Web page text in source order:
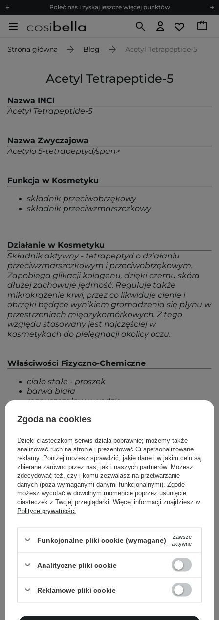
Poleć nas i zyskaj jeszcze więcej punktów
Zapisz się na newsletter pełen porad
Z nami to możliwe! Realizacja zamówienia do 24h.
Zapisz się na newsletter pełen porad
Strona główna Blog Acetyl Tetrapeptide-5
Acetyl Tetrapeptide-5
Nazwa INCI
Acetyl Tetrapeptide-5
Nazwa Zwyczajowa
Acetylo 5-tetrapeptyd/span>
Funkcja w Kosmetyku
składnik przeciwobrzękowy
składnik przeciwzmarszczkowy
Działanie w Kosmetyku
Składnik aktywny - tetrapeptyd o działaniu
przeciwzmarszczkowym i przeciwobrzękowym.
Zapobiega glikacji kolagenu, dzięki czemu skóra
dłużej zachowuje jędrność. Reguluje także
mikrokrążenie krwi, przez co likwiduje cienie i
obrzęki będące wynikiem gromadzenia się płynu w
przestrzeniach międzykomórkowych. Z tego
względu stosowany jest najczęściej w
kosmetykach do pielęgnacji okolicy oczu.
Właściwości Fizyczno-Chemiczne
ciało stałe - proszek
barwa biała
rozpuszczalny w wodzie
Powrót do Cosipedii
Pokaż więcej wpisów zPaździernik 2020
Newsletter Cosibella
Pielęgnacyjne checklisty, eksperckie porady,
beauty nowości - prosto na maila!
Zgoda na cookies
Dzięki ciasteczkom serwis działa poprawnie; możemy także
analizować ruch na stronie i prezentować Ci spersonalizowane
reklamy. Poniżej możesz sprawdzić, jakie dane i w jakim celu są
zbierane zarówno przez nas, jak i naszych partnerów. Możesz
zdecydować też, czy i komu zezwalasz na przetwarzanie
danych (poza wymaganymi danymi funkcjonalnymi). Zgodę
możesz wycofać w dowolnym momencie poprzez usunięcie
ciasteczek z Twojej przeglądarki. Więcej informacji znajdziesz w
Polityce prywatności
Funkcjonalne pliki cookie (wymagane)
Zawsze
aktywne
Analityczne pliki cookie
Reklamowe pliki cookie